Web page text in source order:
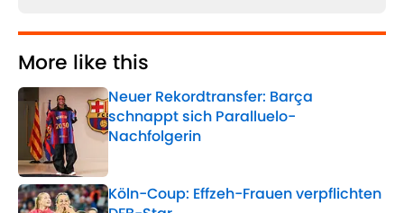
More like this
Neuer Rekordtransfer: Barça
schnappt sich Paralluelo-
Nachfolgerin
Köln-Coup: Effzeh-Frauen verpflichten